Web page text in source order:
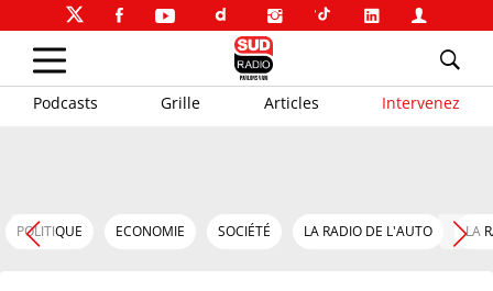
Podcasts Grille Articles Intervenez
POLITIQUE ECONOMIE SOCIÉTÉ LA RADIO DE L'AUTO LA